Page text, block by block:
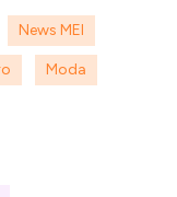
News MEI
Moda